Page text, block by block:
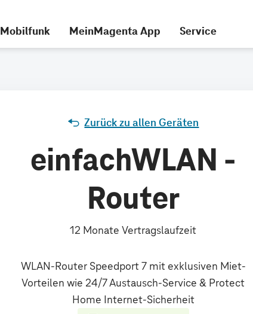
Mobilfunk MeinMagenta App Service
Zurück zu allen Geräten
einfachWLAN -
Router
12 Monate Vertragslaufzeit